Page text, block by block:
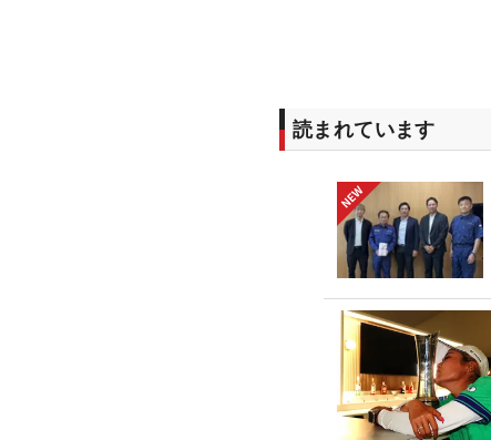
読まれています